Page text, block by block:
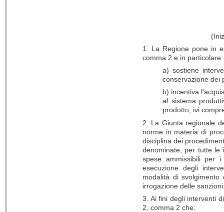
1. La Regione pone in
comma 2 e in particolare:
a) sostiene
conservazione dei
b) incentiva
al sistema
prodotto, ivi
2. La Giunta regionale
norme in materia di
disciplina dei
denominate, per tutte le
spese ammissibili per
esecuzione degli
modalità di
irrogazione delle
3. Ai fini degli interventi
2, comma 2 che: